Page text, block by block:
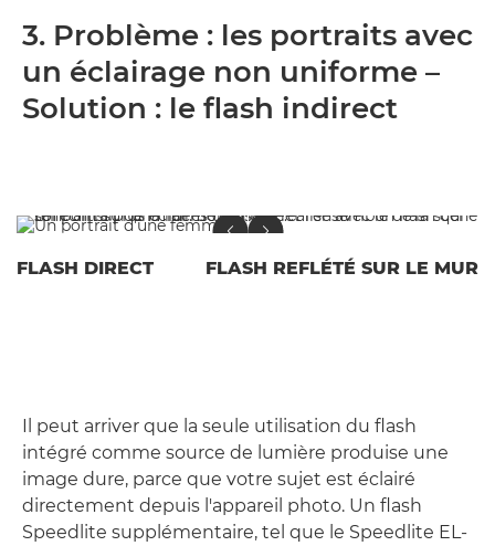
3. Problème : les portraits avec
un éclairage non uniforme –
Solution : le flash indirect
FLASH DIRECT FLASH REFLÉTÉ SUR LE MUR
Il peut arriver que la seule utilisation du flash
intégré comme source de lumière produise une
image dure, parce que votre sujet est éclairé
directement depuis l'appareil photo. Un flash
Speedlite supplémentaire, tel que le Speedlite EL-